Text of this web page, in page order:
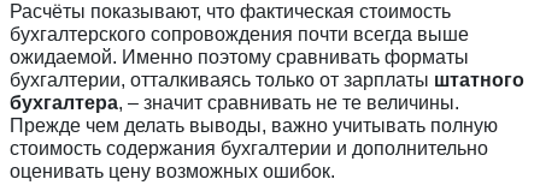
Расчёты показывают, что фактическая стоимость
бухгалтерского сопровождения почти всегда выше
ожидаемой. Именно поэтому сравнивать форматы
бухгалтерии, отталкиваясь только от зарплаты штатного
бухгалтера, – значит сравнивать не те величины.
Прежде чем делать выводы, важно учитывать полную
стоимость содержания бухгалтерии и дополнительно
оценивать цену возможных ошибок.